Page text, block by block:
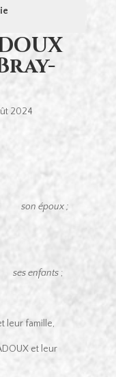
2024
son époux ;
ses enfants ;
leur famille,
et leur